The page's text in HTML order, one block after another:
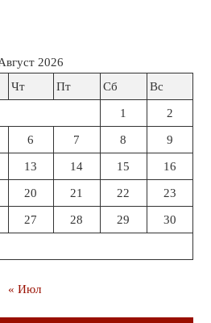
2026
Чт Пт Сб Вс
1 2
6 7 8 9
13 14 15 16
20 21 22 23
27 28 29 30
« Июл